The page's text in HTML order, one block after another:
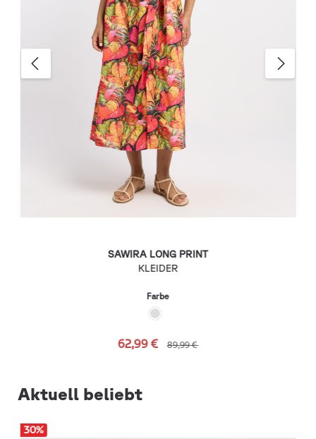
SAWIRA LONG PRINT
KLEIDER
Farbe
62,99 € 89,99 €
Aktuell beliebt
30%